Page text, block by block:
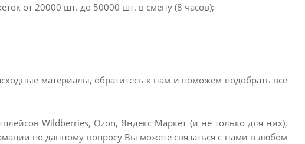
от 20000 шт. до 50000 шт. в смену (8 часов);
материалы, обратитесь к нам и поможем подобрать всё
Wildberries, Ozon, Яндекс Маркет (и не только для них),
по данному вопросу Вы можете связаться с нами в любом